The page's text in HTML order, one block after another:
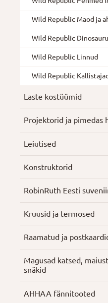
Wild Republic Maod ja
Wild Republic
Wild Republic Linnud
Wild Republic
Laste kostüümid
Projektorid ja pimedas
Leiutised
Konstruktorid
RobinRuth Eesti
Kruusid ja termosed
Raamatud ja
Magusad katsed,
snäkid
AHHAA fännitooted